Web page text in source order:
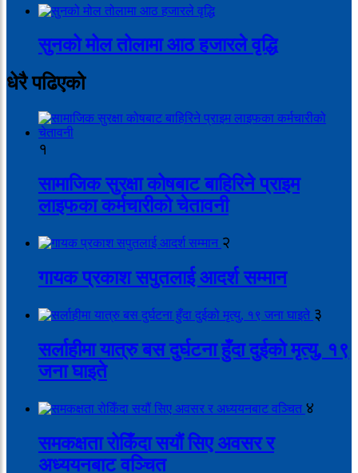
सुनको मोल तोलामा आठ हजारले वृद्धि
धेरै पढिएको
१
सामाजिक सुरक्षा कोषबाट बाहिरिने प्राइम
लाइफका कर्मचारीको चेतावनी
२
गायक प्रकाश सपुतलाई आदर्श सम्मान
३
सर्लाहीमा यात्रु बस दुर्घटना हुँदा दुईको मृत्यु, १९
जना घाइते
४
समकक्षता रोकिँदा सयौं सिए अवसर र
अध्ययनबाट वञ्चित